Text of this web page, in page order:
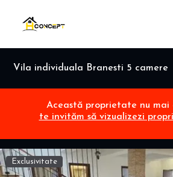
Vila individuala Branesti 5 camere
Această proprietate nu mai
te invităm să vizualizezi
Exclusivitate